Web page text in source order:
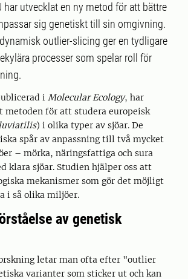
har utvecklat en ny metod för att bättre
sig genetiskt till sin omgivning.
outlier-slicing ger en tydligare
processer som spelar roll för
i Molecular Ecology, har
metoden för att studera europeisk
) i olika typer av sjöar. De
spår av anpassning till två mycket
– mörka, näringsfattiga och sura
klara sjöar. Studien hjälper oss att
mekanismer som gör det möjligt
i så olika miljöer.
av genetisk
letar man ofta efter "outlier
varianter som sticker ut och kan